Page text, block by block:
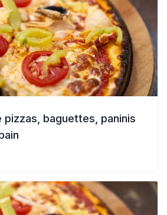
pizzas, baguettes, paninis